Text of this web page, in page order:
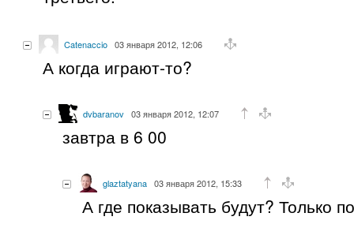
Catenaccio 03 января 2012, 12:06
А когда играют-то?
dvbaranov 03 января 2012, 12:07
завтра в 6 00
glaztatyana 03 января 2012, 15:33
А где показывать будут? Только